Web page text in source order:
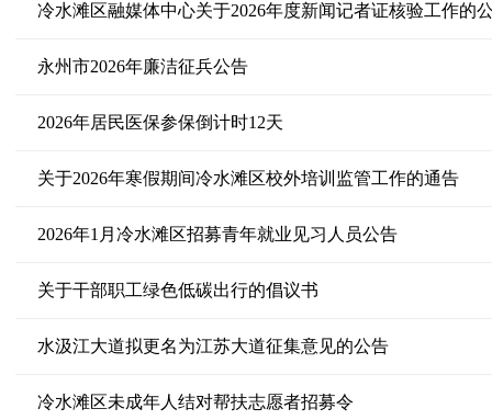
冷水滩区融媒体中心关于2026年度新闻记者证核验工作的
永州市2026年廉洁征兵公告
2026年居民医保参保倒计时12天
关于2026年寒假期间冷水滩区校外培训监管工作的通告
2026年1月冷水滩区招募青年就业见习人员公告
关于干部职工绿色低碳出行的倡议书
水汲江大道拟更名为江苏大道征集意见的公告
冷水滩区未成年人结对帮扶志愿者招募令